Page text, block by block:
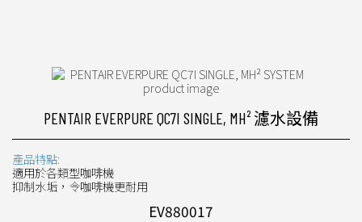
PENTAIR EVERPURE QC7I SINGLE, MH² 濾水設備
產品特點:
適用於各類型咖啡機
抑制水垢，令咖啡機更耐用
EV880017